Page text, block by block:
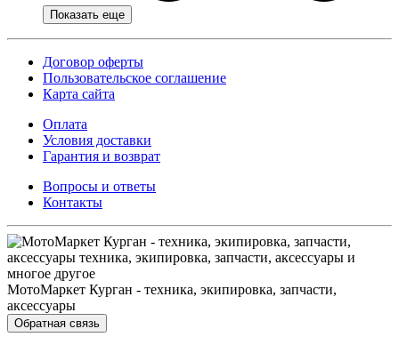
Показать еще
Договор оферты
Пользовательское соглашение
Карта сайта
Оплата
Условия доставки
Гарантия и возврат
Вопросы и ответы
Контакты
МотоМаркет Курган - техника, экипировка, запчасти,
аксессуары
Обратная связь